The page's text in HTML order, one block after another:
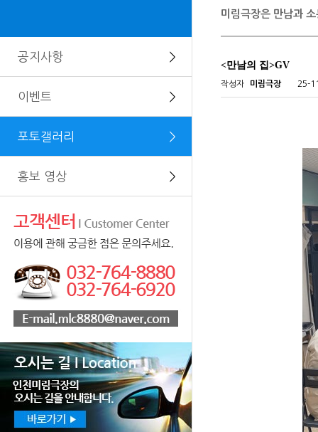
공지사항 ＞
이벤트 ＞
포토갤러리 ＞
홍보 영상 ＞
미림극장은 만남과
<만남의 집>GV
작성자 미림극장 25-